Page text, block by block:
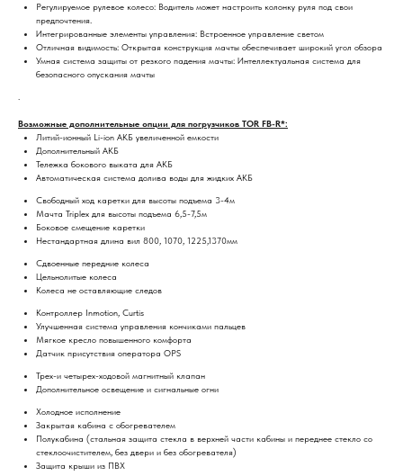
Регулируемое рулевое колесо: Водитель может настроить колонку руля под свои
предпочтения.
Интегрированные элементы управления: Встроенное управление светом
Отличная видимость: Открытая конструкция мачты обеспечивает широкий угол обзора
Умная система защиты от резкого падения мачты: Интеллектуальная система для
безопасного опускания мачты
Возможные дополнительные опции для погрузчиков TOR FB-R*:
Литий-ионный Li-ion АКБ увеличенной емкости
Дополнительный АКБ
Тележка бокового выката для АКБ
Автоматическая система долива воды для жидких АКБ
Свободный ход каретки для высоты подъема 3-4м
Мачта Triplex для высоты подъема 6,5-7,5м
Боковое смещение каретки
Нестандартная длина вил 800, 1070, 1225,1370мм
Сдвоенные передние колеса
Цельнолитые колеса
Колеса не оставляющие следов
Контроллер Inmotion, Curtis
Улучшенная система управления кончиками пальцев
Мягкое кресло повышенного комфорта
Датчик присутствия оператора OPS
Трех-и четырех-ходовой магнитный клапан
Дополнительное освещение и сигнальные огни
Холодное исполнение
Закрытая кабина с обогревателем
Полукабина (стальная защита стекла в верхней части кабины и переднее стекло со
стеклоочистителем, без двери и без обогревателя)
Защита крыши из ПВХ